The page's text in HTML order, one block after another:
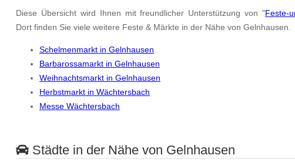
Diese Übersicht wird Ihnen mit freundlicher Unterstützung von "Feste-
Dort finden Sie viele weitere Feste & Märkte in der Nähe von Gelnhausen.
Schelmenmarkt in Gelnhausen
Barbarossamarkt in Gelnhausen
Weihnachtsmarkt in Gelnhausen
Herbstmarkt in Wächtersbach
Messe Wächtersbach
Städte in der Nähe von Gelnhausen